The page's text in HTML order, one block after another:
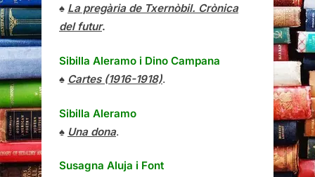
♠ La pregària de Txernòbil. Crònica
del futur.
Sibilla Aleramo i Dino Campana
♠ Cartes (1916-1918).
Sibilla Aleramo
♠ Una dona.
Susagna Aluja i Font